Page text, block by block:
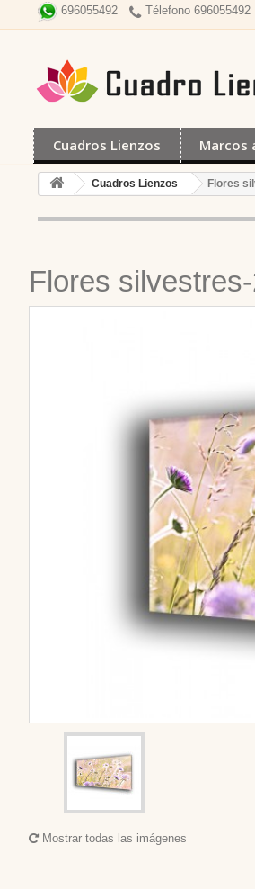
696055492 Télefono 696055492
Cuadros Lienzos Marcos
Cuadros Lienzos Flores
Flores
Mostrar todas las imágenes